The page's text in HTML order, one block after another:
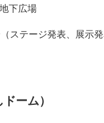
下広場
ステージ発表、展示発
ーム）